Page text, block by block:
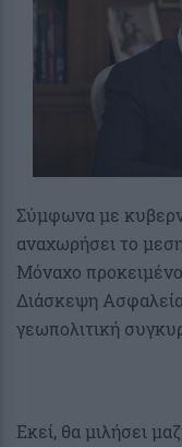
Σύμφωνα με
αναχωρήσει το
Μόναχο
Διάσκεψη
γεωπολιτική
Εκεί, θα μιλήσει